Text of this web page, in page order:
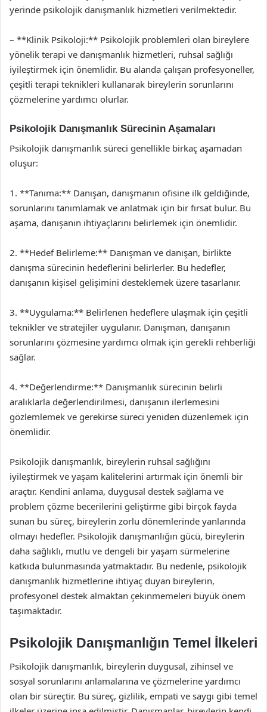
yerinde psikolojik danışmanlık hizmetleri verilmektedir.
– **Klinik Psikoloji:** Psikolojik problemleri olan bireylere
yönelik terapi ve danışmanlık hizmetleri, ruhsal sağlığı
iyileştirmek için önemlidir. Bu alanda çalışan profesyoneller,
çeşitli terapi teknikleri kullanarak bireylerin sorunlarını
çözmelerine yardımcı olurlar.
Psikolojik Danışmanlık Sürecinin Aşamaları
Psikolojik danışmanlık süreci genellikle birkaç aşamadan
oluşur:
1. **Tanıma:** Danışan, danışmanın ofisine ilk geldiğinde,
sorunlarını tanımlamak ve anlatmak için bir fırsat bulur. Bu
aşama, danışanın ihtiyaçlarını belirlemek için önemlidir.
2. **Hedef Belirleme:** Danışman ve danışan, birlikte
danışma sürecinin hedeflerini belirlerler. Bu hedefler,
danışanın kişisel gelişimini desteklemek üzere tasarlanır.
3. **Uygulama:** Belirlenen hedeflere ulaşmak için çeşitli
teknikler ve stratejiler uygulanır. Danışman, danışanın
sorunlarını çözmesine yardımcı olmak için gerekli rehberliği
sağlar.
4. **Değerlendirme:** Danışmanlık sürecinin belirli
aralıklarla değerlendirilmesi, danışanın ilerlemesini
gözlemlemek ve gerekirse süreci yeniden düzenlemek için
önemlidir.
Psikolojik danışmanlık, bireylerin ruhsal sağlığını
iyileştirmek ve yaşam kalitelerini artırmak için önemli bir
araçtır. Kendini anlama, duygusal destek sağlama ve
problem çözme becerilerini geliştirme gibi birçok fayda
sunan bu süreç, bireylerin zorlu dönemlerinde yanlarında
olmayı hedefler. Psikolojik danışmanlığın gücü, bireylerin
daha sağlıklı, mutlu ve dengeli bir yaşam sürmelerine
katkıda bulunmasında yatmaktadır. Bu nedenle, psikolojik
danışmanlık hizmetlerine ihtiyaç duyan bireylerin,
profesyonel destek almaktan çekinmemeleri büyük önem
taşımaktadır.
Psikolojik Danışmanlığın Temel İlkeleri
Psikolojik danışmanlık, bireylerin duygusal, zihinsel ve
sosyal sorunlarını anlamalarına ve çözmelerine yardımcı
olan bir süreçtir. Bu süreç, gizlilik, empati ve saygı gibi temel